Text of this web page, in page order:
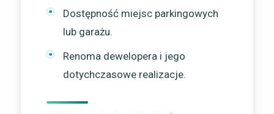
Dostępność miejsc parkingowych
lub garażu.
Renoma dewelopera i jego
dotychczasowe realizacje.